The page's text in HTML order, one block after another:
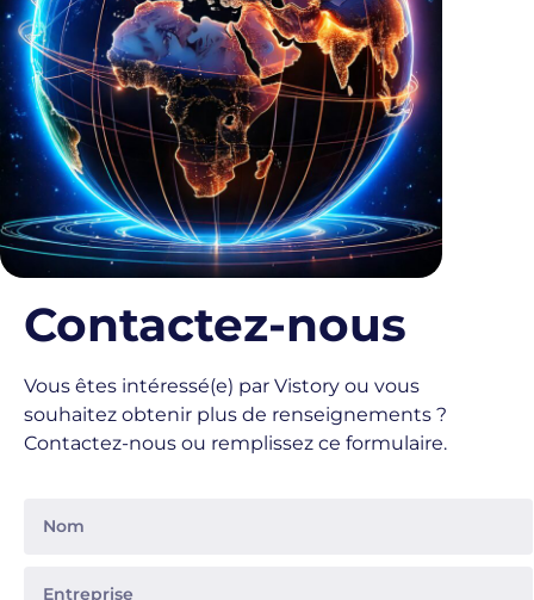
Contactez-nous
Vous êtes intéressé(e) par Vistory ou vous
souhaitez obtenir plus de renseignements ?
Contactez-nous ou remplissez ce formulaire.